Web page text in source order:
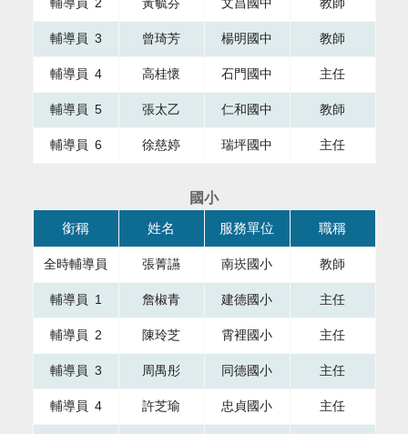
輔導員 2 黃毓芬 文昌國中 教師
輔導員 3 曾琦芳 楊明國中 教師
輔導員 4 高桂懷 石門國中 主任
輔導員 5 張太乙 仁和國中 教師
輔導員 6 徐慈婷 瑞坪國中 主任
國小
本表格為組織成員，共有四個直欄，第一直欄銜稱，第二直
銜稱 姓名 服務單位 職稱
全時輔導員 張菁讌 南崁國小 教師
輔導員 1 詹椒青 建德國小 主任
輔導員 2 陳玲芝 霄裡國小 主任
輔導員 3 周禺彤 同德國小 主任
輔導員 4 許芝瑜 忠貞國小 主任